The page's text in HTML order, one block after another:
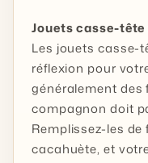
Jouets casse-tête
Les jouets casse-
réflexion pour
généralement des
compagnon doit
Remplissez-les
cacahuète, et